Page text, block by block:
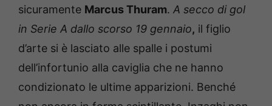
sicuramente Marcus Thuram. A secco di gol
in Serie A dallo scorso 19 gennaio, il figlio
d’arte si è lasciato alle spalle i postumi
dell’infortunio alla caviglia che ne hanno
condizionato le ultime apparizioni. Benché